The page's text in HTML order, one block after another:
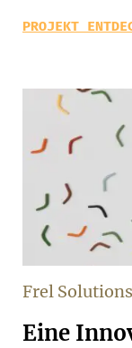
PROJEKT
Frel Solutions
Eine